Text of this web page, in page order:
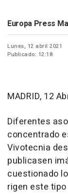
Europa Press
Lunes, 12 abril 2021
Publicado: 12:18
MADRID, 12
Diferentes
concentrado
Vivotecnia
publicasen
cuestionado
rigen este